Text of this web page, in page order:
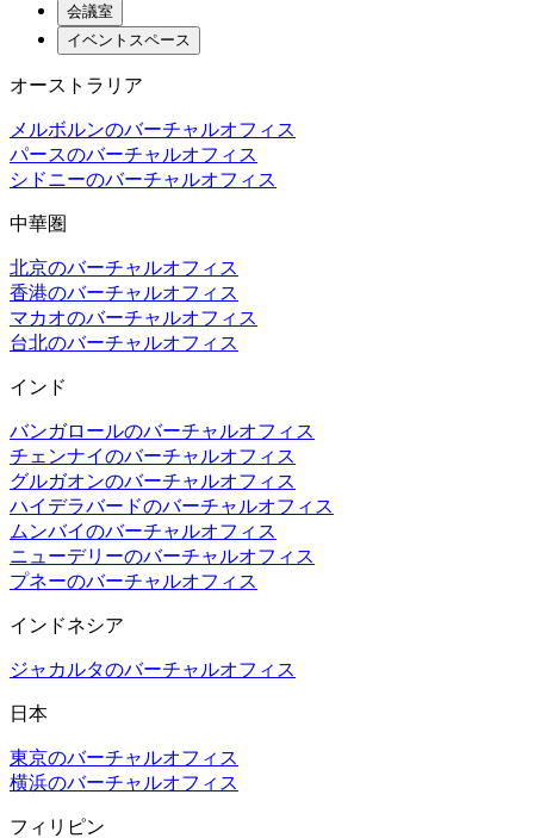
会議室
イベントスペース
オーストラリア
メルボルンのバーチャルオフィス
パースのバーチャルオフィス
シドニーのバーチャルオフィス
中華圏
北京のバーチャルオフィス
香港のバーチャルオフィス
マカオのバーチャルオフィス
台北のバーチャルオフィス
インド
バンガロールのバーチャルオフィス
チェンナイのバーチャルオフィス
グルガオンのバーチャルオフィス
ハイデラバードのバーチャルオフィス
ムンバイのバーチャルオフィス
ニューデリーのバーチャルオフィス
プネーのバーチャルオフィス
インドネシア
ジャカルタのバーチャルオフィス
日本
東京のバーチャルオフィス
横浜のバーチャルオフィス
フィリピン